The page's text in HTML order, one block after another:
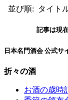
並び順: タイト
記事は現
日本名門酒会 公式サ
折々の酒
お酒の歳時